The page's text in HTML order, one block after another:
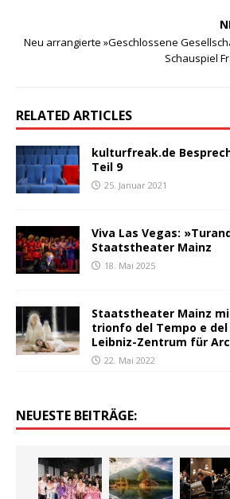
Neu arrangierte »Geschlossene
Schauspiel
RELATED ARTICLES
kulturfreak.de
Teil 9
25. Januar 2021
Viva Las Vegas:
Staatstheater Mainz
18. Mai 2025
Staatstheater Mainz
trionfo del Tempo e
Leibniz-Zentrum für
22. Mai 2022
NEUESTE BEITRÄGE: